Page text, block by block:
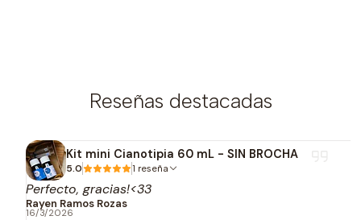
Reseñas destacadas
Kit mini Cianotipia 60 mL - SIN BROCHA
5.0 1 reseña
Perfecto, gracias!<33
Rayen Ramos Rozas
16/3/2026